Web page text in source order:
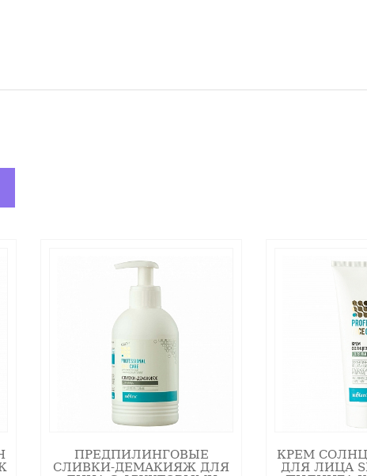
и здесь ей нет равных. Причем это действие
увлажнение кожи.
корнеоцитов, ослабляя сцепление клеток на
влиянием кислоты на фибробласты, ее
эксфолиативному действию и
от бактериальных инфекций.
ПРЕДПИЛИНГОВЫЕ
СЛИВКИ-ДЕМАКИЯЖ ДЛЯ
КРЕМ
ДЛЯ ЛИЦА